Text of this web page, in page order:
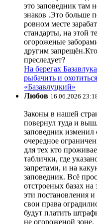
это заповедник там
знаков .Это больше
ровном месте
стандарты, на этой
огороженые
другим
преследует?
На берегах
рыбачить и
«Базавлуцкий»
Любов 16.06.2026
Законы в нашей
повернул туда и
заповедник
очередное
для тех кто
таблички, где
запретами, и на
заповедник. Всё
отстроеных базах
эти постановления
свои права
будут платить
не огороженой зоне.